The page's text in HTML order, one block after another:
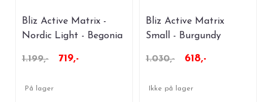
Bliz Active Matrix -
Nordic Light - Begonia
1.199,- 719,-
På lager
Bliz Active Matrix
Small - Burgundy
1.030,- 618,-
Ikke på lager